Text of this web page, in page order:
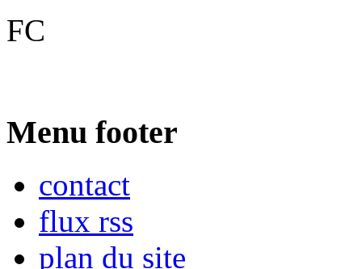
FC
Menu footer
contact
flux rss
plan du site